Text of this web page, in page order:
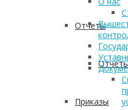
Отчеты
Приказы